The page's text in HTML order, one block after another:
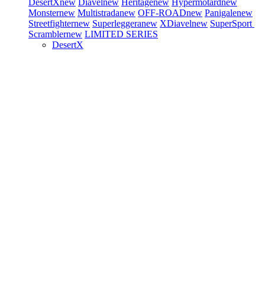
DesertXnew Diavelnew Heritagenew Hypermotardnew
Monsternew Multistradanew OFF-ROADnew Panigalenew
Streetfighternew Superleggeranew XDiavelnew SuperSport
Scramblernew LIMITED SERIES
DesertX